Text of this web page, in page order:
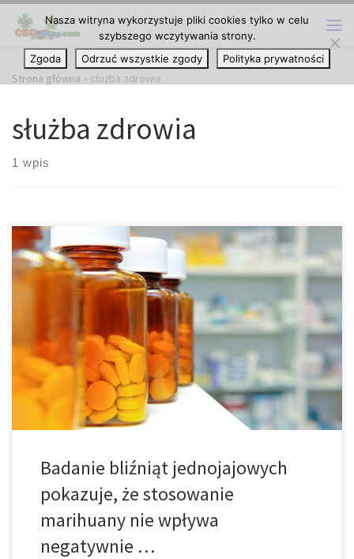
Przejdź do treści
Strona główna » służba zdrowia
służba zdrowia
1 wpis
Niedawne badania przeprowadzone na dorosłych bliźniętach
sugerują, że stosowanie konopi w jakimkolwiek wieku nie ma
wpływu na inteligencję. Badanie, w których jedno z bliźniąt
stosowało konopie przez dłuższy czas, a drugie wcale,
przeprowadzone przez Narodową Akademię Nauki w USA
stwierdziło, że konopia nie ma negatywnego wpływu na
inteligencję, w tym […]
Badanie bliźniąt jednojajowych
pokazuje, że stosowanie
marihuany nie wpływa
negatywnie …
Nasza witryna wykorzystuje pliki cookies tylko w celu
szybszego wczytywania strony.
Zgoda
Odrzuć wszystkie zgody Polityka prywatności